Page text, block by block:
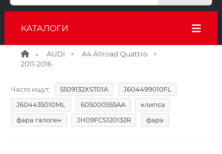
КАТАЛОГИ
AUDI
A4 Allroad Quattro
2011-2016
Часто ищут: 5509132XST01A
J604499010FL
J604435010ML
605000555AA
клипса
фара галоген
JH09FCS120132R фара